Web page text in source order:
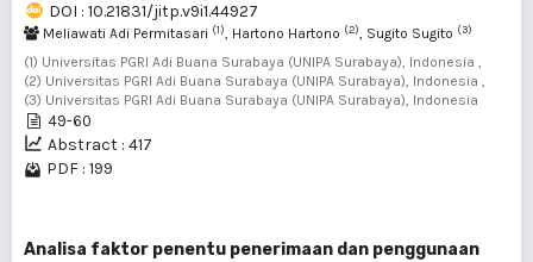
DOI : 10.21831/jitp.v9i1.44927
Meliawati Adi Permitasari (1), Hartono Hartono (2), Sugito Sugito (3)
(1) Universitas PGRI Adi Buana Surabaya (UNIPA Surabaya), Indonesia ,
(2) Universitas PGRI Adi Buana Surabaya (UNIPA Surabaya), Indonesia ,
(3) Universitas PGRI Adi Buana Surabaya (UNIPA Surabaya), Indonesia
49-60
Abstract : 417
PDF : 199
Analisa faktor penentu penerimaan dan penggunaan